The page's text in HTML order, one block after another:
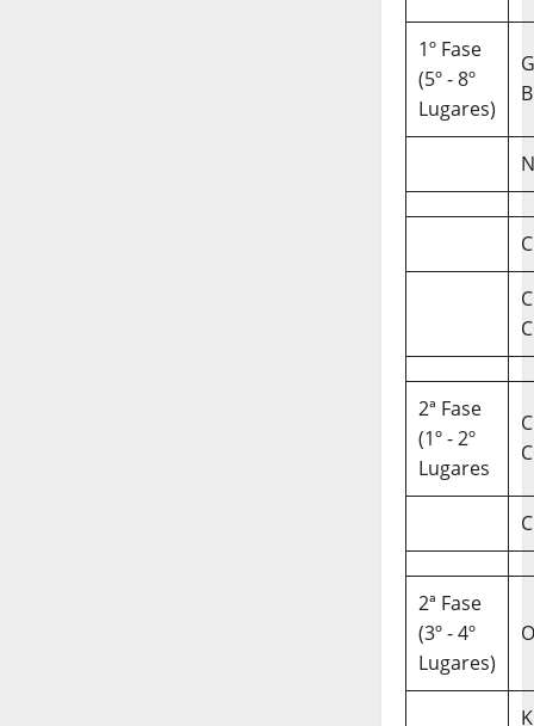
1º Fase
(5º - 8º
Lugares)
B
C
2ª Fase
(1º - 2º
Lugares
C
2ª Fase
(3º - 4º
Lugares)